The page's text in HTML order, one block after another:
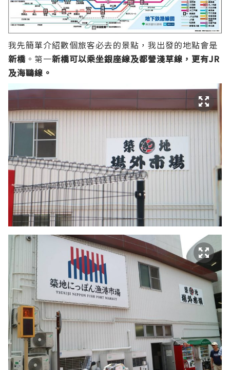
我先簡單介紹數個旅客必去的景點，我出發的地點會是
新橋 。第一新橋可以乘坐銀座線及都營淺草線，更有JR
及海鷗線。